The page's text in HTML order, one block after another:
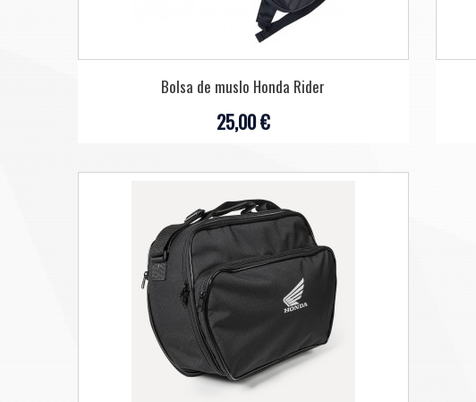
Bolsa de muslo Honda Rider
25,00 €